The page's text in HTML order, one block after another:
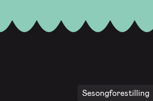
Sesongforestilling